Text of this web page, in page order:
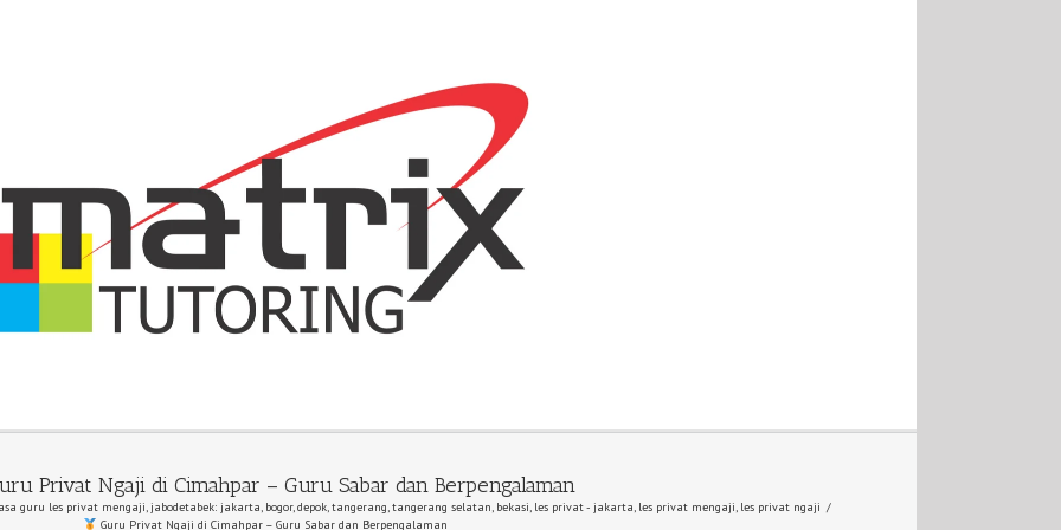
Privat Ngaji di Cimahpar – Guru Sabar dan Berpengalaman
guru les privat mengaji, jabodetabek: jakarta, bogor, depok, tangerang, tangerang selatan, bekasi, les privat - jakarta, les privat mengaji, les privat ngaji /
Guru Privat Ngaji di Cimahpar – Guru Sabar dan Berpengalaman